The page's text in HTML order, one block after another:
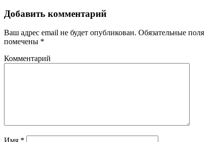
Добавить комментарий
Ваш адрес email не будет опубликован. Обязательные поля
помечены *
Комментарий